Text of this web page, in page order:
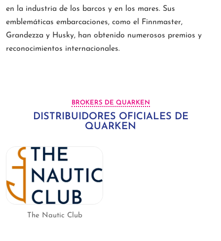
en la industria de los barcos y en los mares. Sus
emblemáticas embarcaciones, como el Finnmaster,
Grandezza y Husky, han obtenido numerosos premios y
reconocimientos internacionales.
BROKERS DE QUARKEN
DISTRIBUIDORES OFICIALES DE
QUARKEN
The Nautic Club